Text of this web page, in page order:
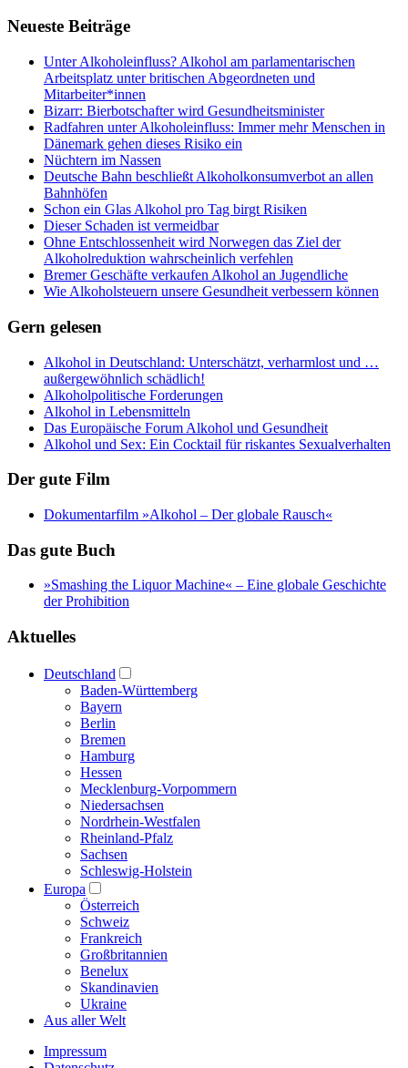
Neueste Beiträge
Unter Alkoholeinfluss? Alkohol am parlamentarischen
Arbeitsplatz unter britischen Abgeordneten und
Mitarbeiter*innen
Bizarr: Bierbotschafter wird Gesundheitsminister
Radfahren unter Alkoholeinfluss: Immer mehr Menschen in
Dänemark gehen dieses Risiko ein
Nüchtern im Nassen
Deutsche Bahn beschließt Alkoholkonsumverbot an allen
Bahnhöfen
Schon ein Glas Alkohol pro Tag birgt Risiken
Dieser Schaden ist vermeidbar
Ohne Entschlossenheit wird Norwegen das Ziel der
Alkoholreduktion wahrscheinlich verfehlen
Bremer Geschäfte verkaufen Alkohol an Jugendliche
Wie Alkoholsteuern unsere Gesundheit verbessern können
Gern gelesen
Alkohol in Deutschland: Unterschätzt, verharmlost und …
außergewöhnlich schädlich!
Alkoholpolitische Forderungen
Alkohol in Lebensmitteln
Das Europäische Forum Alkohol und Gesundheit
Alkohol und Sex: Ein Cocktail für riskantes Sexualverhalten
Der gute Film
Dokumentarfilm »Alkohol – Der globale Rausch«
Das gute Buch
»Smashing the Liquor Machine« ‒ Eine globale Geschichte
der Prohibition
Aktuelles
Deutschland
Baden-Württemberg
Bayern
Berlin
Bremen
Hamburg
Hessen
Mecklenburg-Vorpommern
Niedersachsen
Nordrhein-Westfalen
Rheinland-Pfalz
Sachsen
Schleswig-Holstein
Europa
Österreich
Schweiz
Frankreich
Großbritannien
Benelux
Skandinavien
Ukraine
Aus aller Welt
Impressum